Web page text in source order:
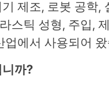
제조, 로봇 공학,
스틱 성형, 주입,
업에서 사용되어
까?